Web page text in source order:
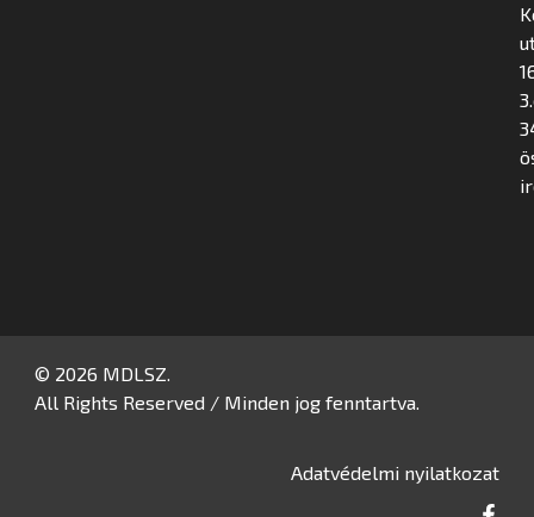
© 2026 MDLSZ.
All Rights Reserved / Minden jog fenntartva.
Adatvédelmi nyilatkozat